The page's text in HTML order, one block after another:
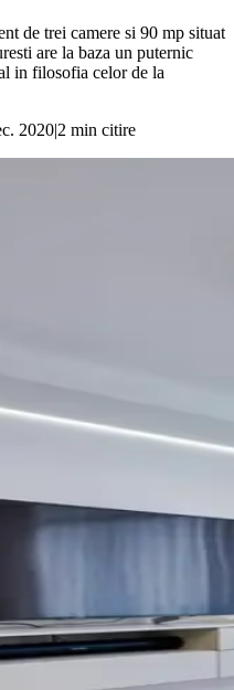
de trei camere si 90 mp situat
are la baza un puternic
in filosofia celor de la
2020|2 min citire